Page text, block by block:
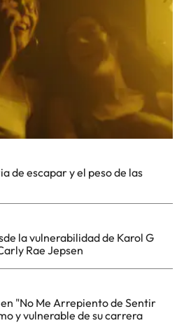
de escapar y el peso de las
la vulnerabilidad de Karol G
Rae Jepsen
"No Me Arrepiento de Sentir
y vulnerable de su carrera